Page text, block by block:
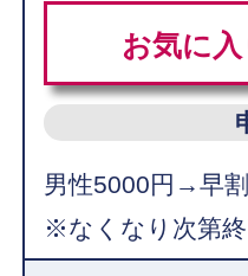
お気に入
男性5000円→早
※なくなり次第